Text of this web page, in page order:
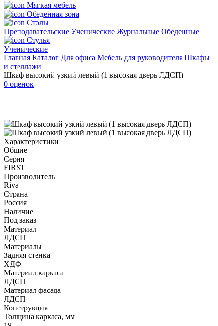
Мягкая мебель
Обеденная зона
Столы
Преподавательские Ученические Журнальные Обеденные
Стулья
Ученические
Главная Каталог Для офиса Мебель для руководителя Шкафы
и стеллажи
Шкаф высокий узкий левый (1 высокая дверь ЛДСП)
0 оценок
Характеристики
Общие
Серия
FIRST
Производитель
Riva
Страна
Россия
Наличие
Под заказ
Материал
ЛДСП
Материалы
Задняя стенка
ХДФ
Материал каркаса
ЛДСП
Материал фасада
ЛДСП
Конструкция
Толщина каркаса, мм